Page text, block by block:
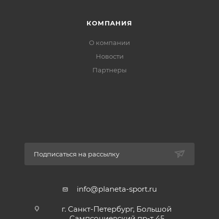
КОМПАНИЯ
О компании
Новости
Партнеры
Подписаться на рассылку
info@planeta-sport.ru
г. Санкт-Петербург, Большой